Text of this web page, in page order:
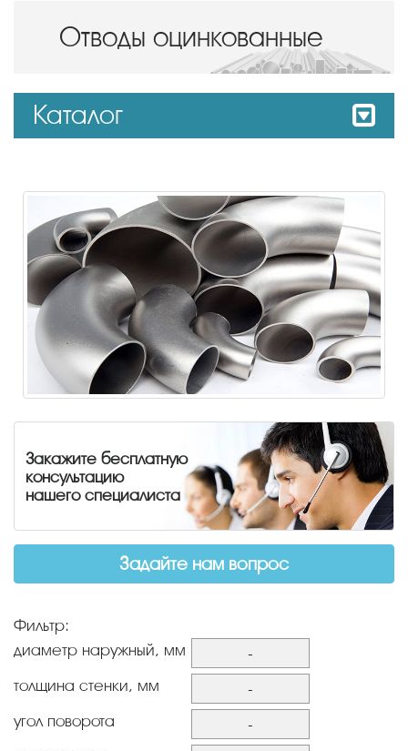
Отводы оцинкованные
Каталог
Закажите бесплатную
консультацию
нашего специалиста
Задайте нам вопрос
Фильтр:
диаметр наружный, мм
-
26,8
26,9
толщина стенки, мм
-
угол поворота
-